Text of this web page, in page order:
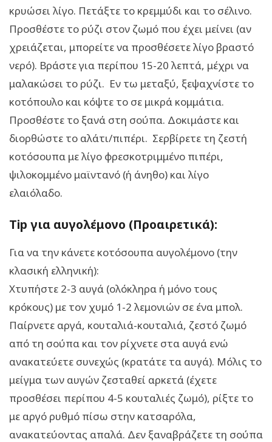
κρυώσει λίγο. Πετάξτε το κρεμμύδι και το σέλινο.
Προσθέστε το ρύζι στον ζωμό που έχει μείνει (αν
χρειάζεται, μπορείτε να προσθέσετε λίγο βραστό
νερό). Βράστε για περίπου 15-20 λεπτά, μέχρι να
μαλακώσει το ρύζι. Εν τω μεταξύ, ξεψαχνίστε το
κοτόπουλο και κόψτε το σε μικρά κομμάτια.
Προσθέστε το ξανά στη σούπα. Δοκιμάστε και
διορθώστε το αλάτι/πιπέρι. Σερβίρετε τη ζεστή
κοτόσουπα με λίγο φρεσκοτριμμένο πιπέρι,
ψιλοκομμένο μαϊντανό (ή άνηθο) και λίγο
ελαιόλαδο.
Tip για αυγολέμονο (Προαιρετικά):
Για να την κάνετε κοτόσουπα αυγολέμονο (την
κλασική ελληνική):
Χτυπήστε 2-3 αυγά (ολόκληρα ή μόνο τους
κρόκους) με τον χυμό 1-2 λεμονιών σε ένα μπολ.
Παίρνετε αργά, κουταλιά-κουταλιά, ζεστό ζωμό
από τη σούπα και τον ρίχνετε στα αυγά ενώ
ανακατεύετε συνεχώς (κρατάτε τα αυγά). Μόλις το
μείγμα των αυγών ζεσταθεί αρκετά (έχετε
προσθέσει περίπου 4-5 κουταλιές ζωμό), ρίξτε το
με αργό ρυθμό πίσω στην κατσαρόλα,
ανακατεύοντας απαλά. Δεν ξαναβράζετε τη σούπα